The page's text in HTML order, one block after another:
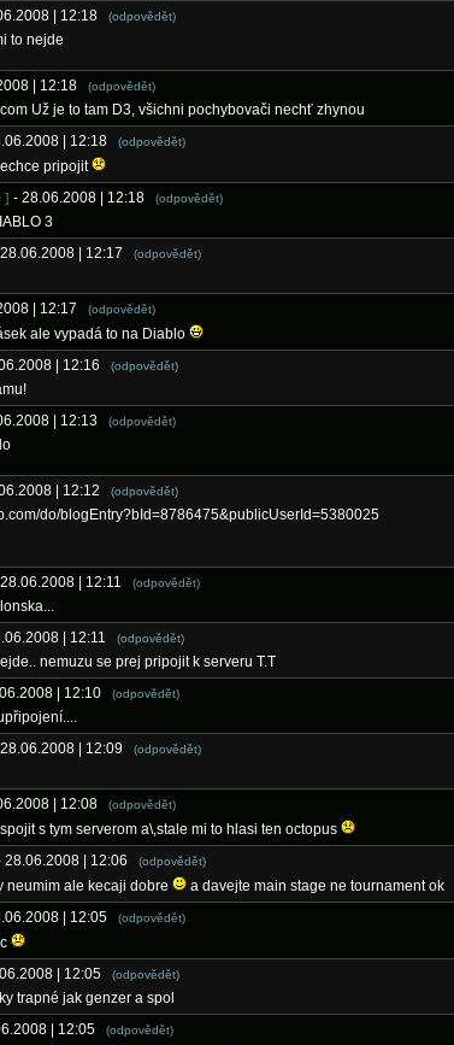
| 12:18 (odpovědět)
to nejde
| 12:18 (odpovědět)
Už je to tam D3, všichni pochybovači nechť zhynou
| 12:18 (odpovědět)
pripojit
] - 28.06.2008 | 12:18 (odpovědět)
3
| 12:17 (odpovědět)
| 12:17 (odpovědět)
ale vypadá to na Diablo
| 12:16 (odpovědět)
| 12:13 (odpovědět)
| 12:12 (odpovědět)
do/blogEntry?bId=8786475&publicUserId=5380025
| 12:11 (odpovědět)
| 12:11 (odpovědět)
nemuzu se prej pripojit k serveru T.T
| 12:10 (odpovědět)
| 12:09 (odpovědět)
| 12:08 (odpovědět)
s tym serverom a\,stale mi to hlasi ten octopus
28.06.2008 | 12:06 (odpovědět)
neumim ale kecaji dobre
a davejte main stage ne tournament ok
| 12:05 (odpovědět)
| 12:05 (odpovědět)
trapné jak genzer a spol
| 12:05 (odpovědět)